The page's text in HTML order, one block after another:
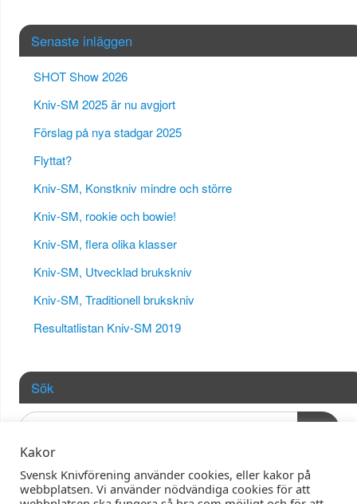
Senaste inläggen
SHOT Show 2026
Kniv-SM 2025 är nu avgjort
Förslag på nya stadgar 2025
Flyttat?
Kniv-SM, Konstkniv mindre och större
Kniv-SM, rookie och bowie!
Kniv-SM, flera olika klasser
Kniv-SM, Utvecklad brukskniv
Kniv-SM, Traditionell brukskniv
Resultatlistan Kniv-SM 2019
Sök
Kakor
Svensk Knivförening använder cookies, eller kakor på
webbplatsen. Vi använder nödvändiga cookies för att